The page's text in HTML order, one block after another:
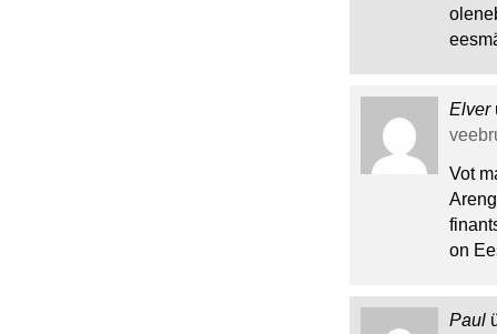
Elver
Vot
on
Paul